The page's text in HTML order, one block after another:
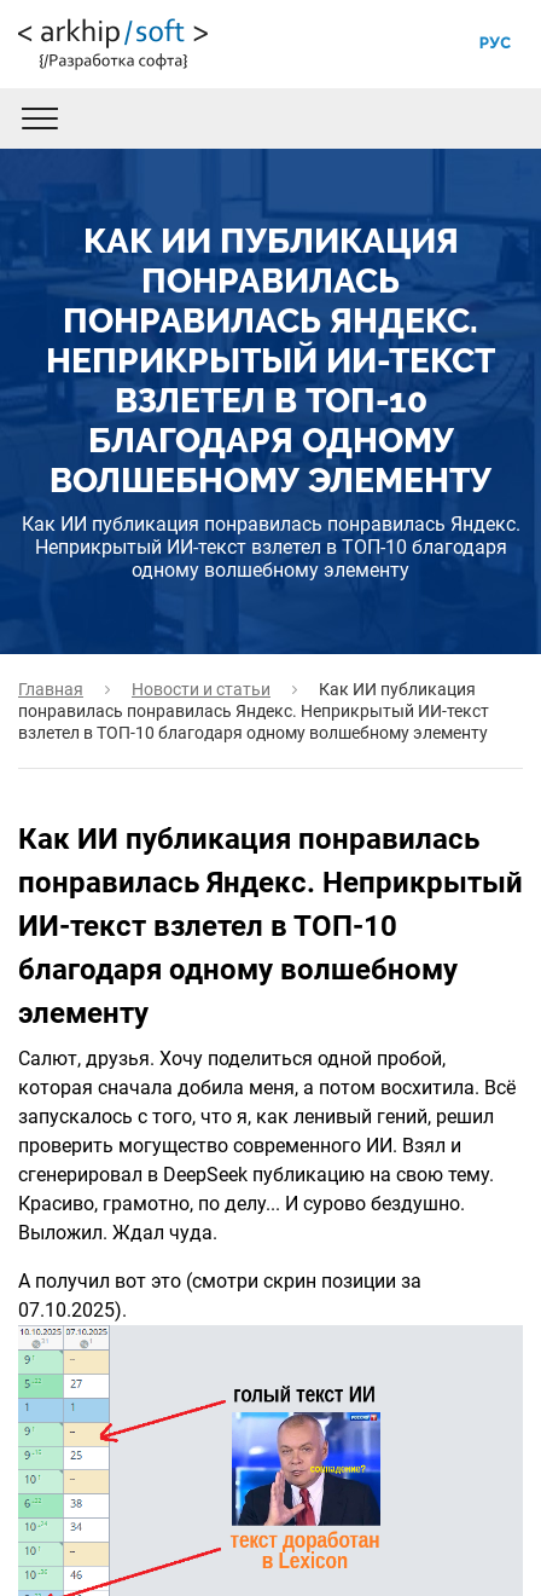
РУС
КАК ИИ ПУБЛИКАЦИЯ
ПОНРАВИЛАСЬ
ПОНРАВИЛАСЬ ЯНДЕКС.
НЕПРИКРЫТЫЙ ИИ-ТЕКСТ
ВЗЛЕТЕЛ В ТОП-10
БЛАГОДАРЯ ОДНОМУ
ВОЛШЕБНОМУ ЭЛЕМЕНТУ
Как ИИ публикация понравилась понравилась Яндекс.
Неприкрытый ИИ-текст взлетел в ТОП-10 благодаря
одному волшебному элементу
Главная Новости и статьи
Как ИИ публикация
понравилась понравилась Яндекс. Неприкрытый ИИ-текст
взлетел в ТОП-10 благодаря одному волшебному элементу
Как ИИ публикация понравилась
понравилась Яндекс. Неприкрытый
ИИ-текст взлетел в ТОП-10
благодаря одному волшебному
элементу
Салют, друзья. Хочу поделиться одной пробой,
которая сначала добила меня, а потом восхитила. Всё
запускалось с того, что я, как ленивый гений, решил
проверить могущество современного ИИ. Взял и
сгенерировал в DeepSeek публикацию на свою тему.
Красиво, грамотно, по делу... И сурово бездушно.
Выложил. Ждал чуда.
А получил вот это (смотри скрин позиции за
07.10.2025).